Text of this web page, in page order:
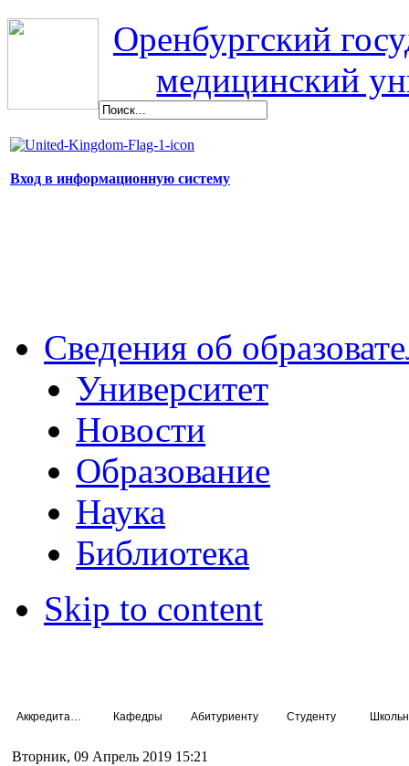
Оренбургский
медицинский
Вход в информационную систему
Сведения об
Университет
Новости
Образование
Наука
Библиотека
Skip to content
Кафедры Абитуриенту Студенту
Вторник, 09 Апрель 2019 15:21